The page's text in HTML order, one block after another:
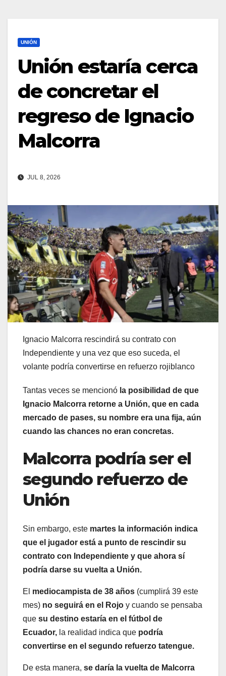
UNIÓN
Unión estaría cerca
de concretar el
regreso de Ignacio
Malcorra
JUL 8, 2026
Ignacio Malcorra rescindirá su contrato con
Independiente y una vez que eso suceda, el
volante podría convertirse en refuerzo rojiblanco
Tantas veces se mencionó la posibilidad de que
Ignacio Malcorra retorne a Unión, que en cada
mercado de pases, su nombre era una fija, aún
cuando las chances no eran concretas.
Malcorra podría ser el
segundo refuerzo de
Unión
Sin embargo, este martes la información indica
que el jugador está a punto de rescindir su
contrato con Independiente y que ahora sí
podría darse su vuelta a Unión.
El mediocampista de 38 años (cumplirá 39 este
mes) no seguirá en el Rojo y cuando se pensaba
que su destino estaría en el fútbol de
Ecuador, la realidad indica que podría
convertirse en el segundo refuerzo tatengue.
De esta manera, se daría la vuelta de Malcorra